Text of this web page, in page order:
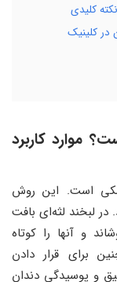
در کلینیک
موارد کاربرد
است. این روش
در لبخند لثه‌ای بافت
و آنها را کوتاه
برای قرار دادن
و پوسیدگی دندان